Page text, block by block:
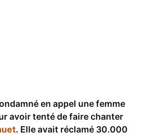
en appel une femme
avoir tenté de faire chanter
. Elle avait réclamé 30.000